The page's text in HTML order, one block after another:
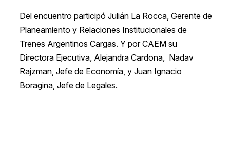
Del encuentro participó Julián La Rocca, Gerente de
Planeamiento y Relaciones Institucionales de
Trenes Argentinos Cargas. Y por CAEM su
Directora Ejecutiva, Alejandra Cardona, Nadav
Rajzman, Jefe de Economía, y Juan Ignacio
Boragina, Jefe de Legales.